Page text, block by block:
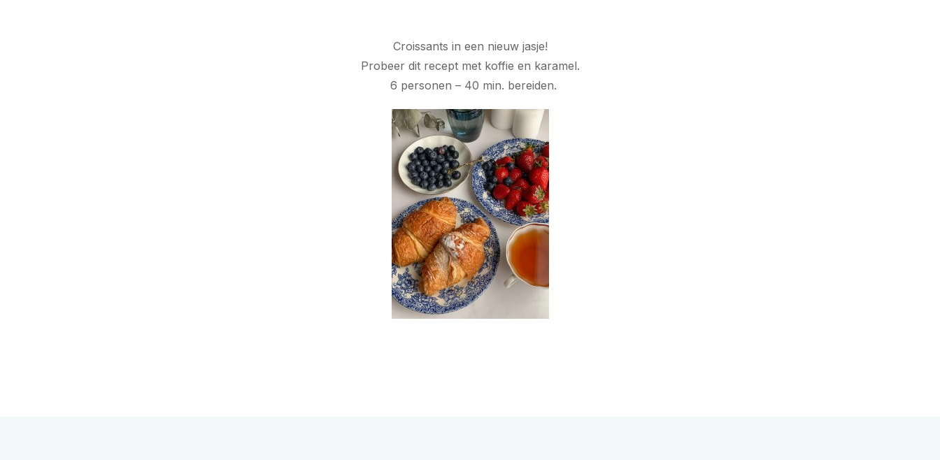
Croissants in een nieuw jasje!
Probeer dit recept met koffie en karamel.
6 personen – 40 min. bereiden.